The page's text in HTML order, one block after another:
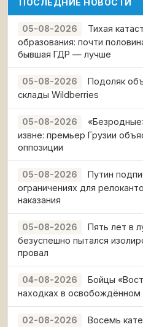
05-08-2026
Тихая
образования: почти
бывшая ГДР — лучше
05-08-2026
Подоляк
склады Wildberries
05-08-2026
извне: премьер Грузии
оппозиции
05-08-2026
Путин
ограничениях для
наказания
05-08-2026
Пять лет в
безуспешно пытался
провал
04-08-2026
Бойцы
находках в
02-08-2026
Восемь